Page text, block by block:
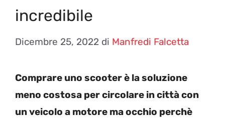
incredibile
Dicembre 25, 2022 di Manfredi Falcetta
Comprare uno scooter è la soluzione
meno costosa per circolare in città con
un veicolo a motore ma occhio perchè